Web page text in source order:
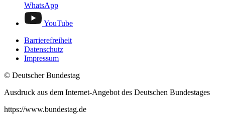
WhatsApp
YouTube
Barrierefreiheit
Datenschutz
Impressum
© Deutscher Bundestag
Ausdruck aus dem Internet-Angebot des Deutschen Bundestages
https://www.bundestag.de